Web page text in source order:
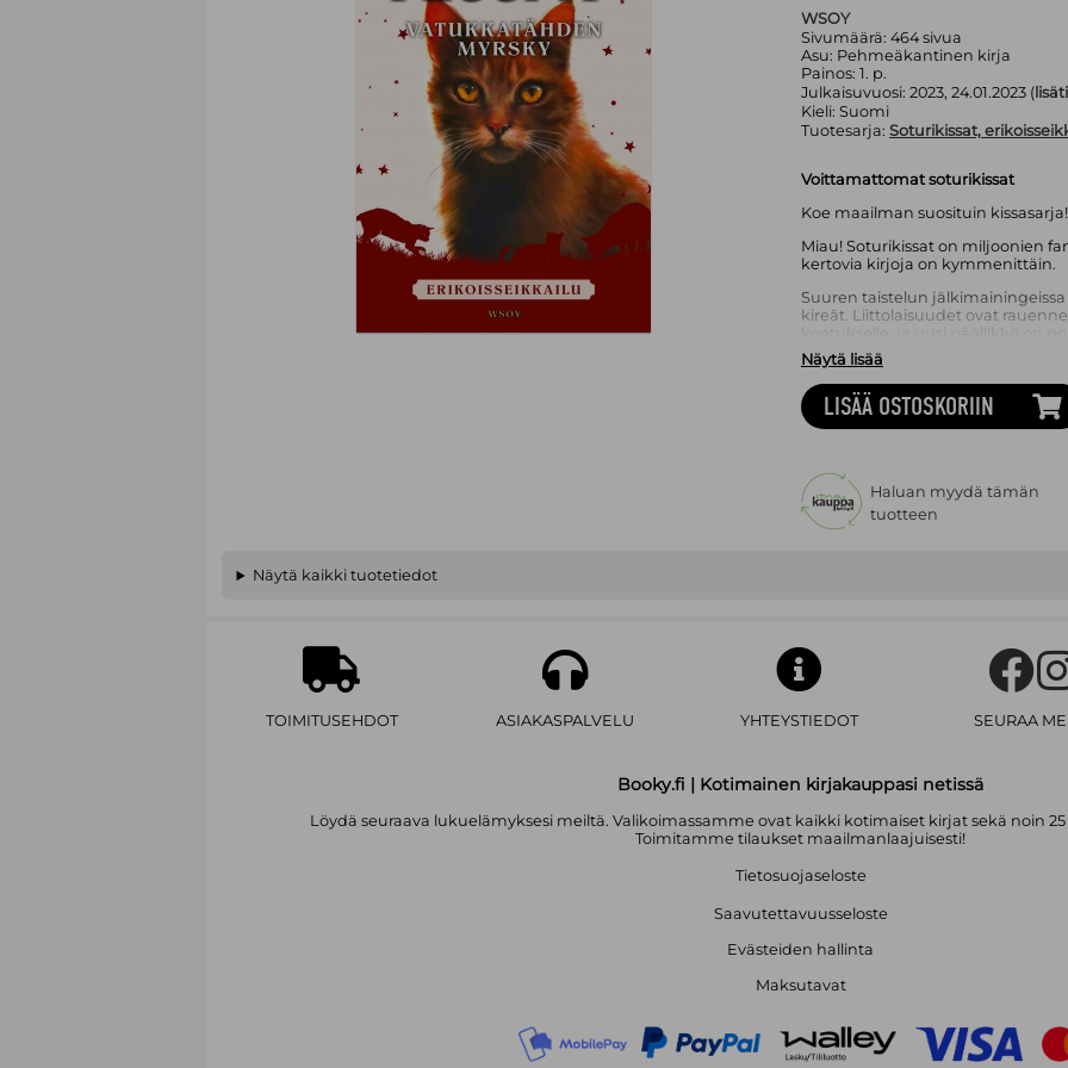
WSOY
Sivumäärä: 464sivua
Asu: Pehmeäkantinen kirja
Painos: 1. p.
Julkaisuvuosi: 2023, 24.01.2023 (
Kieli: Suomi
Tuotesarja: Soturikissat,
Voittamattomat soturikissat
Koe maailman suosituin
Miau! Soturikissat on miljoonien
kertovia kirjoja on kymmenittäin.
Suuren taistelun
kireät. Liittolaisuudet ovat
koetukselle, ja uusi päällikkö on
Legendaarisen päällikön
hyvänsä kissalle, ja
riista ei riitä, kissat ovat
muisto entisestä. Vatukkatähden
taivaanrannassa häämöttää jo
eivät ole koskaan ennen
Myrskyklaanin päälliköksi
Vatukkatähden myrsky on
tarinaa kuusi kuuta sen jälkeen,
Näytä lisää
LISÄÄ OSTOSKORIIN
Haluan myydä tämän
tuotteen
Näytä kaikki tuotetiedot
TOIMITUSEHDOT ASIAKASPALVELU YHTEYSTIEDOT SEURAA
Booky.fi | Kotimainen kirjakauppasi netissä
Löydä seuraava lukuelämyksesi meiltä. Valikoimassamme ovat kaikki kotimaiset kirjat sekä noin
Toimitamme tilaukset maailmanlaajuisesti!
Tietosuojaseloste
Saavutettavuusseloste
Evästeiden hallinta
Maksutavat